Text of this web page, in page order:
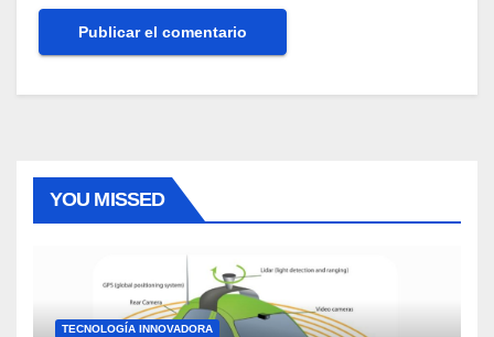
YOU MISSED
TECNOLOGÍA INNOVADORA